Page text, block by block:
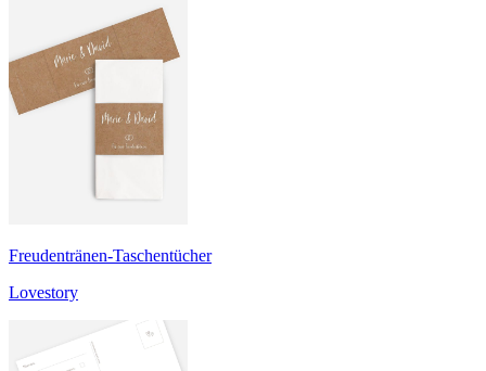
Freudentränen-Taschentücher
Lovestory